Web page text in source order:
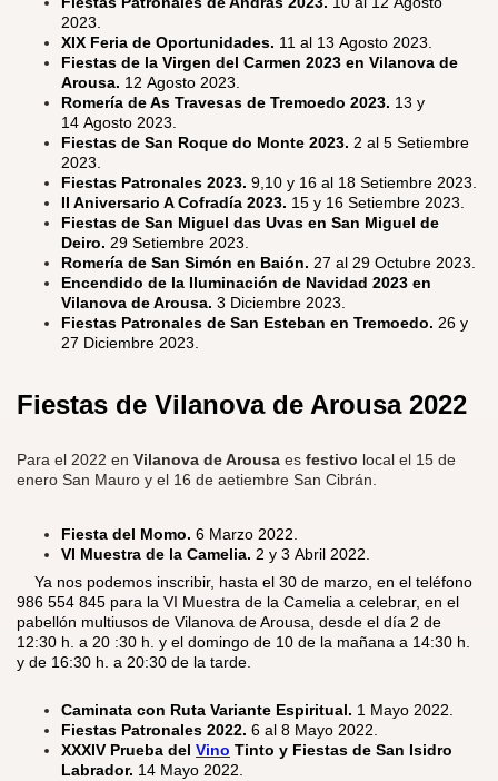
2023.
XIX Feria de Oportunidades. 11 al 13 Agosto 2023.
Fiestas de la Virgen del Carmen 2023 en Vilanova de
Arousa. 12 Agosto 2023.
Romería de As Travesas de Tremoedo 2023. 13 y
14 Agosto 2023.
Fiestas de San Roque do Monte 2023. 2 al 5 Setiembre
2023.
Fiestas Patronales 2023. 9,10 y 16 al 18 Setiembre 2023.
II Aniversario A Cofradía 2023. 15 y 16 Setiembre 2023.
Fiestas de San Miguel das Uvas en San Miguel de
Deiro. 29 Setiembre 2023.
Romería de San Simón en Baión. 27 al 29 Octubre 2023.
Encendido de la Iluminación de Navidad 2023 en
Vilanova de Arousa. 3 Diciembre 2023.
Fiestas Patronales de San Esteban en Tremoedo. 26 y
27 Diciembre 2023.
Fiestas de Vilanova de Arousa 2022
Para el 2022 en Vilanova de Arousa es festivo local el 15 de
enero San Mauro y el 16 de aetiembre San Cibrán.
Fiesta del Momo. 6 Marzo 2022.
VI Muestra de la Camelia. 2 y 3 Abril 2022.
Ya nos podemos inscribir, hasta el 30 de marzo, en el teléfono
986 554 845 para la VI Muestra de la Camelia a celebrar, en el
pabellón multiusos de Vilanova de Arousa, desde el día 2 de
12:30 h. a 20 :30 h. y el domingo de 10 de la mañana a 14:30 h.
y de 16:30 h. a 20:30 de la tarde.
Caminata con Ruta Variante Espiritual. 1 Mayo 2022.
Fiestas Patronales 2022. 6 al 8 Mayo 2022.
XXXIV Prueba del Vino Tinto y Fiestas de San Isidro
Labrador. 14 Mayo 2022.